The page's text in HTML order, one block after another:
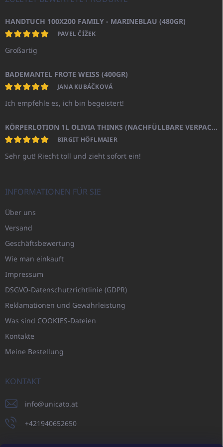
HANDTUCH 100X200 FAMILY - MARINEBLAU (480GR)
PAVEL ČÍŽEK
Großartig
BADEMANTEL FROTE WEISS (400GR)
JANA KUBÁČKOVÁ
Ich empfehle es, ich bin begeistert!
KÖRPERLOTION 1L OLIVIA THINKS (NACHFÜLLBARE VERPACKUNG)
BIRGIT HÖFLMAIER
Sehr gut! Riecht toll und zieht sofort ein!
INFORMATIONEN FÜR SIE
Über uns
Versand
Geschäftsbewertung
Wie man einkauft
Impressum
DSGVO-Datenschutzrichtlinie (GDPR)
Reklamationen und Gewährleistung
Was sind COOKIES-Dateien
Kontakte
Meine Bestellung
KONTAKT
info@unicato.at
+421940652650